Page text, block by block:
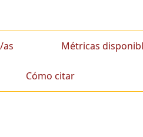
as Métricas
Cómo citar